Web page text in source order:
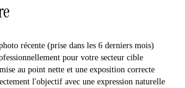
récente (prise dans les 6 derniers mois)
pour votre secteur cible
au point nette et une exposition correcte
l'objectif avec une expression naturelle